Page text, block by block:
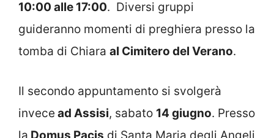
10:00 alle 17:00. Diversi gruppi
guideranno momenti di preghiera presso la
tomba di Chiara al Cimitero del Verano.
Il secondo appuntamento si svolgerà
invece ad Assisi, sabato 14 giugno. Presso